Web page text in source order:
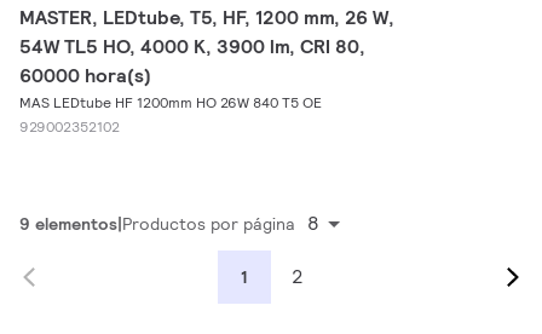
MASTER, LEDtube, T5, HF, 1200 mm, 26 W,
54W TL5 HO, 4000 K, 3900 lm, CRI 80,
60000 hora(s)
MAS LEDtube HF 1200mm HO 26W 840 T5 OE
929002352102
9 elementos Productos por página 8
1 2